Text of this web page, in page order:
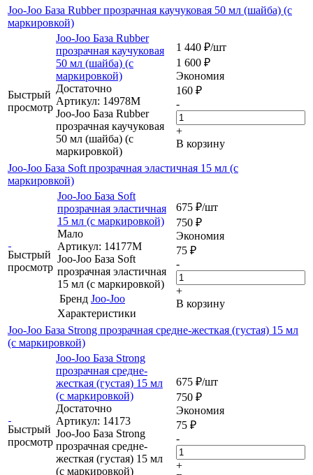
Joo-Joo База Rubber прозрачная каучуковая 50 мл (шайба) (с
маркировкой)
Быстрый
просмотр
Joo-Joo База Rubber
прозрачная каучуковая
50 мл (шайба) (с
маркировкой)
Достаточно
Артикул: 14978М
Joo-Joo База Rubber
прозрачная каучуковая
50 мл (шайба) (с
маркировкой)
1 440 ₽/шт
1 600 ₽
Экономия
160 ₽
-
+
В корзину
Joo-Joo База Soft прозрачная эластичная 15 мл (с
маркировкой)
Быстрый
просмотр
Joo-Joo База Soft
прозрачная эластичная
15 мл (с маркировкой)
Мало
Артикул: 14177М
Joo-Joo База Soft
прозрачная эластичная
15 мл (с маркировкой)
Бренд Joo-Joo
Характеристики
675 ₽/шт
750 ₽
Экономия
75 ₽
-
+
В корзину
Joo-Joo База Strong прозрачная средне-жесткая (густая) 15 мл
(с маркировкой)
Быстрый
просмотр
Joo-Joo База Strong
прозрачная средне-
жесткая (густая) 15 мл
(с маркировкой)
Достаточно
Артикул: 14173
Joo-Joo База Strong
прозрачная средне-
жесткая (густая) 15 мл
(с маркировкой)
675 ₽/шт
750 ₽
Экономия
75 ₽
-
+